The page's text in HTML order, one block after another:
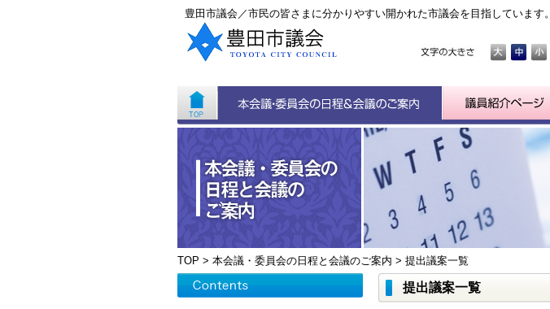
豊田市議会／市民の皆さまに分かりやすい開かれた市議会を目指しています。
TOP > 本会議・委員会の日程と会議のご案内 > 提出議案一覧
提出議案一覧